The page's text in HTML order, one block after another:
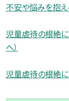
不安や悩みを抱
児童虐待の根絶に
へ）
児童虐待の根絶に